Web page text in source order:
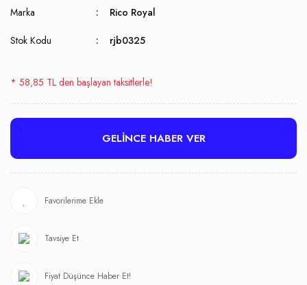
Marka Rico Royal
Stok Kodu rjb0325
* 58,85 TL den başlayan taksitlerle!
GELİNCE HABER VER
Tavsiye Et
Fiyat Düşünce Haber Et!